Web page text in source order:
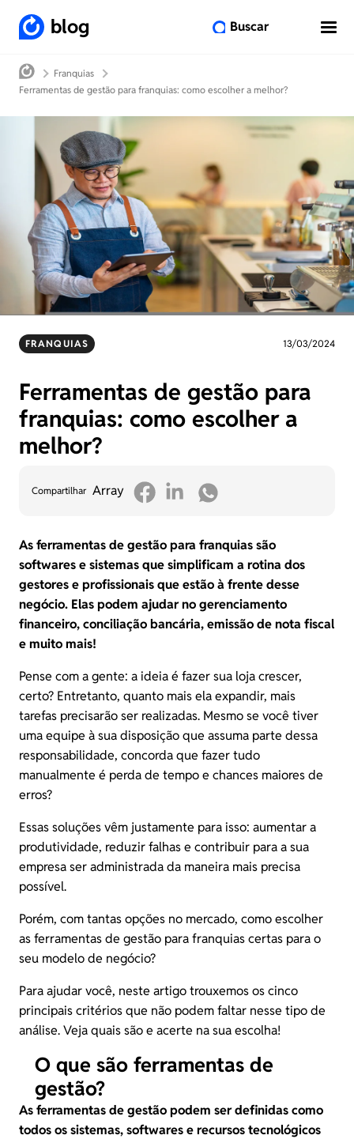
blog Buscar
Franquias
Ferramentas de gestão para franquias: como escolher a melhor?
FRANQUIAS 13/03/2024
Ferramentas de gestão para
franquias: como escolher a
melhor?
Compartilhar Array
As ferramentas de gestão para franquias são
softwares e sistemas que simplificam a rotina dos
gestores e profissionais que estão à frente desse
negócio. Elas podem ajudar no gerenciamento
financeiro, conciliação bancária, emissão de nota fiscal
e muito mais!
Pense com a gente: a ideia é fazer sua loja crescer,
certo? Entretanto, quanto mais ela expandir, mais
tarefas precisarão ser realizadas. Mesmo se você tiver
uma equipe à sua disposição que assuma parte dessa
responsabilidade, concorda que fazer tudo
manualmente é perda de tempo e chances maiores de
erros?
Essas soluções vêm justamente para isso: aumentar a
produtividade, reduzir falhas e contribuir para a sua
empresa ser administrada da maneira mais precisa
possível.
Porém, com tantas opções no mercado, como escolher
as ferramentas de gestão para franquias certas para o
seu modelo de negócio?
Para ajudar você, neste artigo trouxemos os cinco
principais critérios que não podem faltar nesse tipo de
análise. Veja quais são e acerte na sua escolha!
O que são ferramentas de
gestão?
As ferramentas de gestão podem ser definidas como
todos os sistemas, softwares e recursos tecnológicos